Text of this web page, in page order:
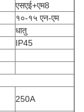
एसएई+एम8
१०-१५ एन-एम
धातु
IP45
250A